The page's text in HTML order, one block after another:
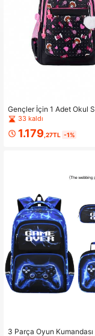
Gençler İçin 1 Adet Okul
ı, Ponponlu 15.6 İnç
sı, Okula Dönüş Hediyesi
33 kaldı
1.179 ,27TL -1%
3 Parça Oyun Kumandası